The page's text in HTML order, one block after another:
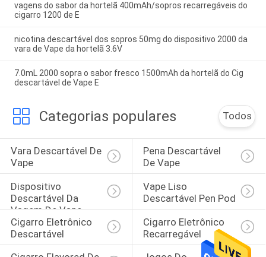
vagens do sabor da hortelã 400mAh/sopros recarregáveis do
cigarro 1200 de E
nicotina descartável dos sopros 50mg do dispositivo 2000 da
vara de Vape da hortelã 3.6V
7.0mL 2000 sopra o sabor fresco 1500mAh da hortelã do Cig
descartável de Vape E
Categorias populares Todos
Vara Descartável De
Vape
Pena Descartável
De Vape
Dispositivo
Descartável Da
Vagem De Vape
Vape Liso
Descartável Pen Pod
Cigarro Eletrônico
Descartável
Cigarro Eletrônico
Recarregável